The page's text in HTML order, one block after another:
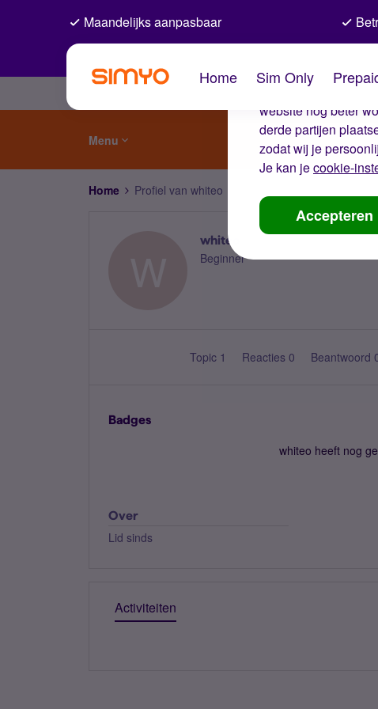
De
Wij gebruiken
website nog beter
derde partijen
zodat wij je
Je kan jecookie-
Accepteren
Maandelijks aanpasbaar
Home Sim Only
Menu
Home Profiel van whiteo
whiteo
Beginner
Topic 1 Reacties 0 Beantwoord
Badges
whiteo heeft nog
Over
Lid sinds
Activiteiten